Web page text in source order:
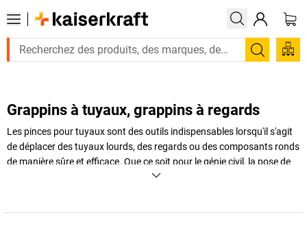
Grappins à tuyaux, grappins à regards
Les pinces pour tuyaux sont des outils indispensables lorsqu'il s'agit
de déplacer des tuyaux lourds, des regards ou des composants ronds
de manière sûre et efficace. Que ce soit pour le génie civil, la pose de
conduites ou les travaux avec des éléments en béton, une